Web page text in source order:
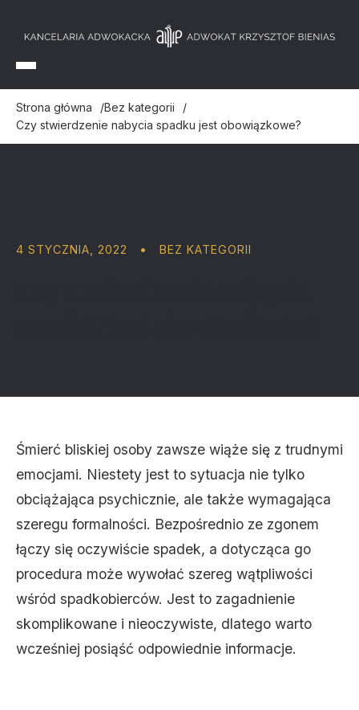
Strona główna
Bez kategorii
Czy stwierdzenie nabycia spadku jest obowiązkowe?
4 STYCZNIA, 2022 • BEZ KATEGORII
Śmierć bliskiej osoby zawsze wiąże się z trudnymi
emocjami. Niestety jest to sytuacja nie tylko
obciążająca psychicznie, ale także wymagająca
szeregu formalności. Bezpośrednio ze zgonem
łączy się oczywiście spadek, a dotycząca go
procedura może wywołać szereg wątpliwości
wśród spadkobierców. Jest to zagadnienie
skomplikowane i nieoczywiste, dlatego warto
wcześniej posiąść odpowiednie informacje.